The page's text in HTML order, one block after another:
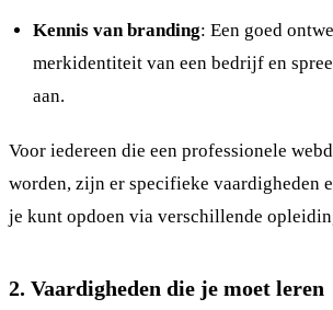
Kennis van branding: Een goed
merkidentiteit van een bedrijf en
aan.
Voor iedereen die een professionele
worden, zijn er specifieke vaardigheden
je kunt opdoen via verschillende
2. Vaardigheden die je moet leren